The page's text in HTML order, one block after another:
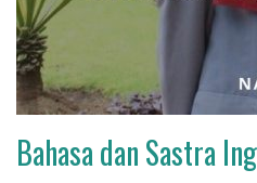
Bahasa dan Sastra